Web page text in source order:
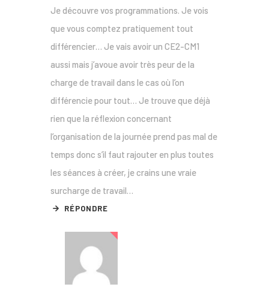
Je découvre vos programmations. Je vois
que vous comptez pratiquement tout
différencier… Je vais avoir un CE2-CM1
aussi mais j’avoue avoir très peur de la
charge de travail dans le cas où l’on
différencie pour tout… Je trouve que déjà
rien que la réflexion concernant
l’organisation de la journée prend pas mal de
temps donc s’il faut rajouter en plus toutes
les séances à créer, je crains une vraie
surcharge de travail…
RÉPONDRE